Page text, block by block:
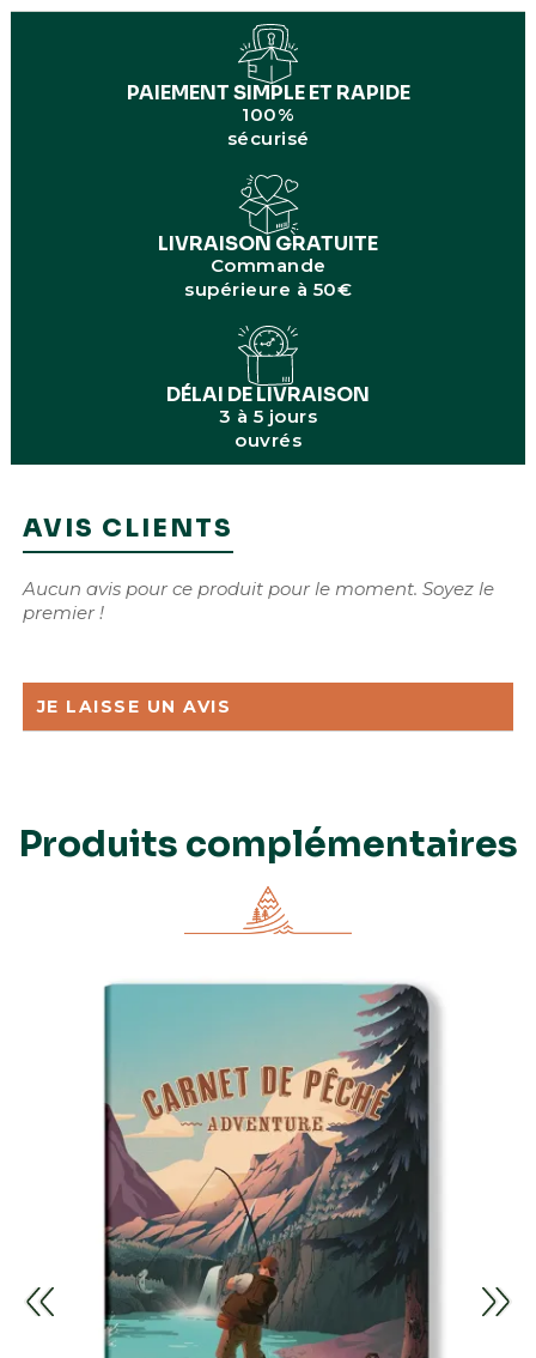
PAIEMENT SIMPLE ET RAPIDE
100%
sécurisé
LIVRAISON GRATUITE
Commande
supérieure à 50€
DÉLAI DE LIVRAISON
3 à 5 jours
ouvrés
AVIS CLIENTS
Aucun avis pour ce produit pour le moment. Soyez le
premier !
JE LAISSE UN AVIS
Produits complémentaires